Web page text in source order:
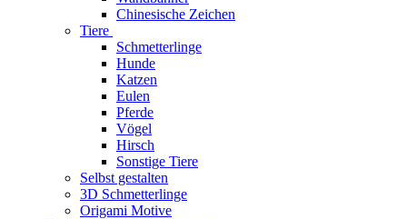
Chinesische Zeichen
Tiere
Schmetterlinge
Hunde
Katzen
Eulen
Pferde
Vögel
Hirsch
Sonstige Tiere
Selbst gestalten
3D Schmetterlinge
Origami Motive